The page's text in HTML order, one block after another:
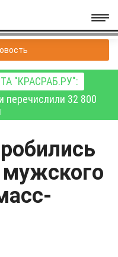
"КРАСРАБ.РУ":
перечислили 32 800
мужского